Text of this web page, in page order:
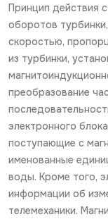
Принцип действия
оборотов
скоростью,
из турбинки,
преобразование
электронного
поступающие с
именованные
воды. Кроме того,
информации об
телемеханики.